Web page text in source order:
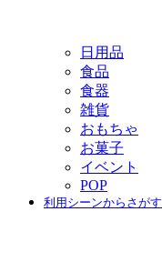
日用品
食品
食器
雑貨
おもちゃ
お菓子
イベント
POP
利用シーンからさがす